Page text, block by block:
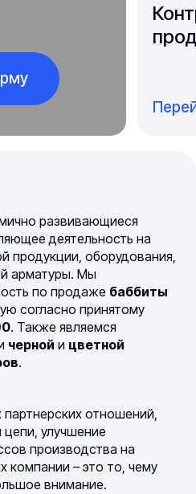
развивающиеся
деятельность на
продукции, оборудования,
арматуры. Мы
по продаже баббиты
согласно принятому
. Также являемся
черной и цветной
.
отношений,
цепи, улучшение
производства на
компании – это то, чему
внимание.